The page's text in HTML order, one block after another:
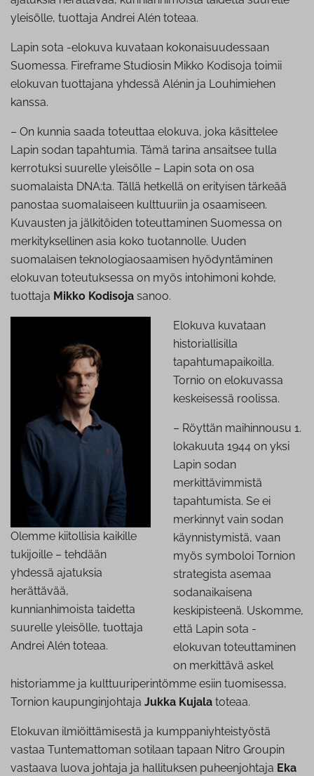
yleisölle, tuottaja Andrei Alén toteaa.
Lapin sota -elokuva kuvataan kokonaisuudessaan
Suomessa. Fireframe Studiosin Mikko Kodisoja toimii
elokuvan tuottajana yhdessä Alénin ja Louhimiehen
kanssa.
– On kunnia saada toteuttaa elokuva, joka käsittelee
Lapin sodan tapahtumia. Tämä tarina ansaitsee tulla
kerrotuksi suurelle yleisölle – Lapin sota on osa
suomalaista DNA:ta. Tällä hetkellä on erityisen tärkeää
panostaa suomalaiseen kulttuuriin ja osaamiseen.
Kuvausten ja jälkitöiden toteuttaminen Suomessa on
merkityksellinen asia koko tuotannolle. Uuden
suomalaisen teknologiaosaamisen hyödyntäminen
elokuvan toteutuksessa on myös intohimoni kohde,
tuottaja Mikko Kodisoja sanoo.
Olemme kiitollisia kaikille
tukijoille – tehdään
yhdessä ajatuksia
herättävää,
kunnianhimoista taidetta
suurelle yleisölle, tuottaja
Andrei Alén toteaa.
Elokuva kuvataan
historiallisilla
tapahtumapaikoilla.
Tornio on elokuvassa
keskeisessä roolissa.
– Röyttän maihinnousu 1.
lokakuuta 1944 on yksi
Lapin sodan
merkittävimmistä
tapahtumista. Se ei
merkinnyt vain sodan
käynnistymistä, vaan
myös symboloi Tornion
strategista asemaa
sodanaikaisena
keskipisteenä. Uskomme,
että Lapin sota -
elokuvan toteuttaminen
on merkittävä askel
historiamme ja kulttuuriperintömme esiin tuomisessa,
Tornion kaupunginjohtaja Jukka Kujala toteaa.
Elokuvan ilmiöittämisestä ja kumppaniyhteistyöstä
vastaa Tuntemattoman sotilaan tapaan Nitro Groupin
vastaava luova johtaja ja hallituksen puheenjohtaja Eka